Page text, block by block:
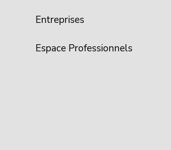
Entreprises
Espace Professionnels